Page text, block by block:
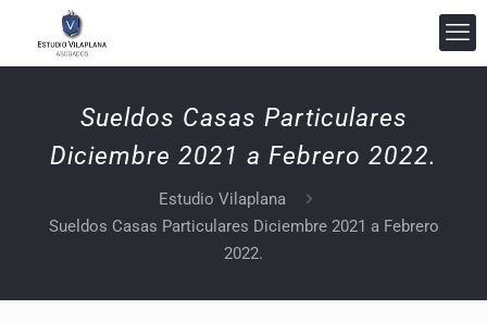
Sueldos Casas Particulares
Diciembre 2021 a Febrero 2022.
Estudio Vilaplana
Sueldos Casas Particulares Diciembre 2021 a Febrero
2022.
Estudio Vilaplana Abogados
En línea